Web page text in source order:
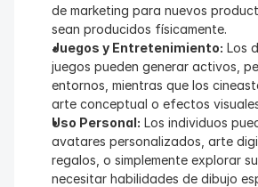
de marketing para nuevos
sean producidos físicamente.
Juegos y Entretenimiento: Los
juegos pueden generar activos,
entornos, mientras que los
arte conceptual o efectos
Uso Personal: Los individuos
avatares personalizados, arte
regalos, o simplemente explorar
necesitar habilidades de dibujo